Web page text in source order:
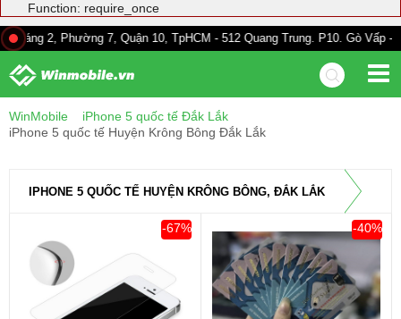
Function: require_once
7, Quận 10, TpHCM - 512 Quang Trung. P10. Gò Vấp - 528A
WinMobile
iPhone 5 quốc tế Đắk Lắk
iPhone 5 quốc tế Huyện Krông Bông Đắk Lắk
IPHONE 5 QUỐC TẾ HUYỆN KRÔNG BÔNG, ĐẮK LẮK
-67% -40%